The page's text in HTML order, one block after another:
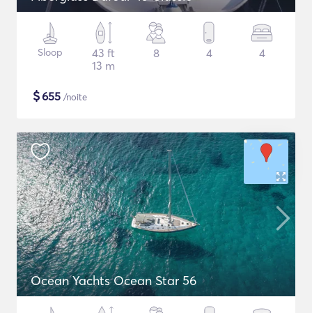
Sloop
43 ft
13 m
8 4 4
$655 /noite
Ocean Yachts Ocean Star 56